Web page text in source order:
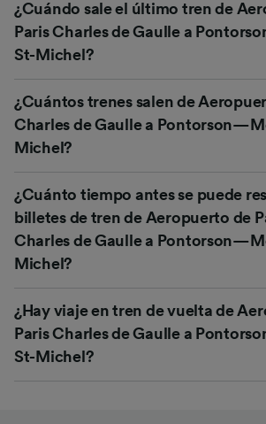
¿Cuándo sale el último tren de
Paris Charles de Gaulle a
St-Michel?
¿Cuántos trenes salen de
Charles de Gaulle a
Michel?
¿Cuánto tiempo antes se puede
billetes de tren de Aeropuerto de
Charles de Gaulle a
Michel?
¿Hay viaje en tren de vuelta de
Paris Charles de Gaulle a
St-Michel?